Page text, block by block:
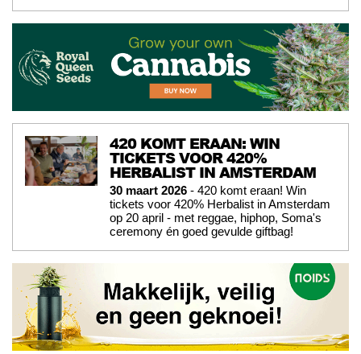
420 KOMT ERAAN: WIN
TICKETS VOOR 420%
HERBALIST IN AMSTERDAM
30 maart 2026 - 420 komt eraan! Win
tickets voor 420% Herbalist in Amsterdam
op 20 april - met reggae, hiphop, Soma's
ceremony én goed gevulde giftbag!